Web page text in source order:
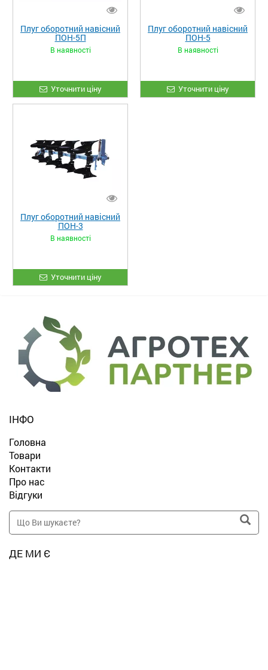
Плуг оборотний навісний
ПОН-5П
В наявності
Уточнити ціну
Плуг оборотний навісний
ПОН-5
В наявності
Уточнити ціну
Плуг оборотний навісний
ПОН-3
В наявності
Уточнити ціну
ІНФО
Головна
Товари
Контакти
Про нас
Відгуки
ДЕ МИ Є